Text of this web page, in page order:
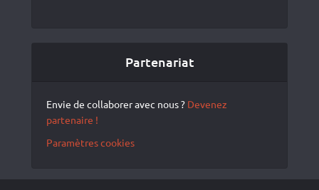
Partenariat
Envie de collaborer avec nous ? Devenez
partenaire !
Paramètres cookies